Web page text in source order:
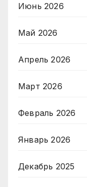
Июнь 2026
Май 2026
Апрель 2026
Март 2026
Февраль 2026
Январь 2026
Декабрь 2025